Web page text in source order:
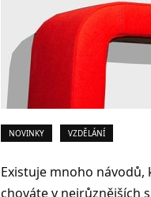
NOVINKY VZDĚLÁNÍ
Existuje mnoho
chováte v nejrůznějších